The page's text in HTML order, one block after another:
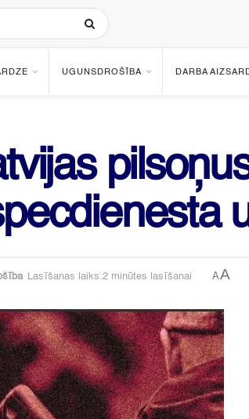
UGUNSDROŠĪBA DARBA
Lasīšanas laiks:2 minūtes lasīšanai AA